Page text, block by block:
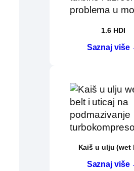
1.6 HDI
Saznaj više
Kaiš u ulju (wet
Saznaj više